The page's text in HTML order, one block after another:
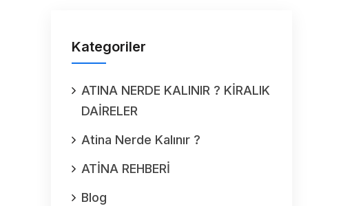
Kategoriler
ATINA NERDE KALINIR ? KİRALIK
DAİRELER
Atina Nerde Kalınır ?
ATİNA REHBERİ
Blog